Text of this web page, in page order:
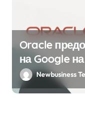
Oracle
на Google
бизнес
Newbusiness